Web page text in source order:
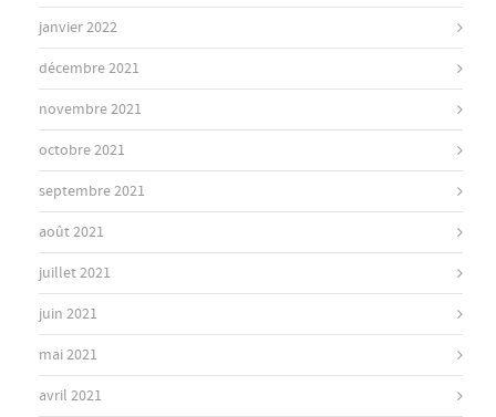
janvier 2022
décembre 2021
novembre 2021
octobre 2021
septembre 2021
août 2021
juillet 2021
juin 2021
mai 2021
avril 2021